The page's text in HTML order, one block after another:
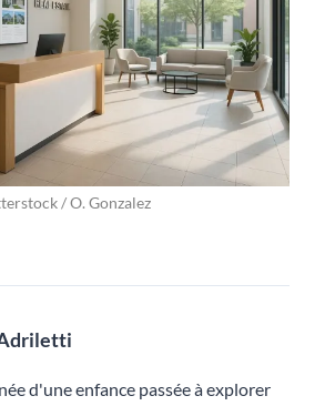
/ O. Gonzalez
d'une enfance passée à explorer